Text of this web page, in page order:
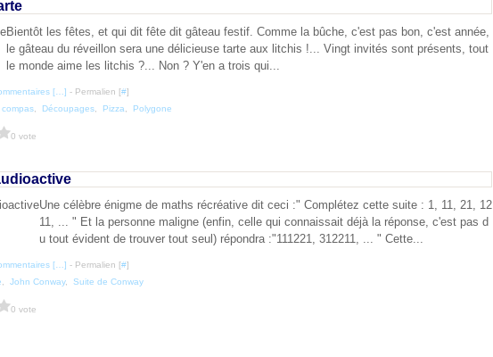
Bientôt les fêtes, et qui dit fête dit gâteau festif. Comme la bûche, c'est pas bon, c'est année,
le gâteau du réveillon sera une délicieuse tarte aux litchis !... Vingt invités sont présents, tout
le monde aime les litchis ?... Non ? Y'en a trois qui...
[ ] - Permalien [#]
Découpages Pizza Polygone
0 vote
Une célèbre énigme de maths récréative dit ceci :" Complétez cette suite : 1, 11, 21, 12
11, ... " Et la personne maligne (enfin, celle qui connaissait déjà la réponse, c'est pas d
u tout évident de trouver tout seul) répondra :"111221, 312211, ... " Cette...
[ ] - Permalien [#]
John Conway, Suite de Conway
0 vote